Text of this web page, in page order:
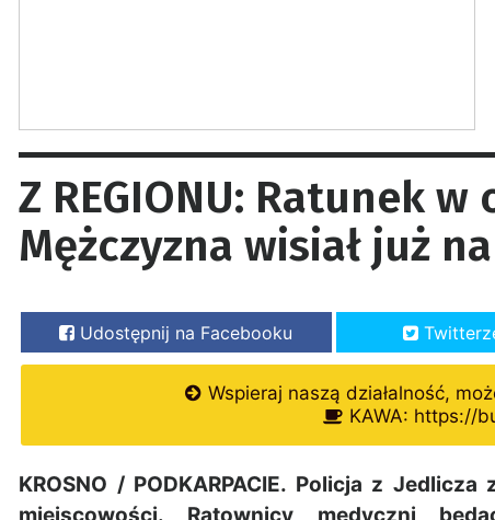
Z REGIONU: Ratunek
Mężczyzna wisiał już
Udostępnij na Facebooku
Wspieraj naszą działalność,
KAWA: https://
KROSNO / PODKARPACIE. Policja z